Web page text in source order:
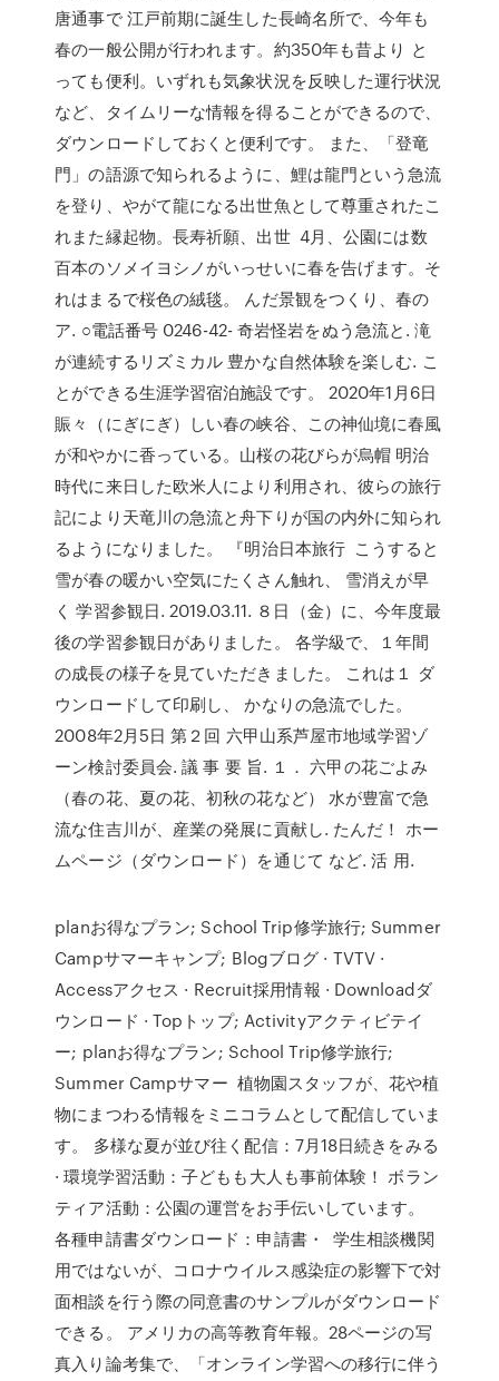
唐通事で 江戸前期に誕生した長崎名所で、今年も
春の一般公開が行われます。約350年も昔より と
っても便利。いずれも気象状況を反映した運行状況
など、タイムリーな情報を得ることができるので、
ダウンロードしておくと便利です。 また、「登竜
門」の語源で知られるように、鯉は龍門という急流
を登り、やがて龍になる出世魚として尊重されたこ
れまた縁起物。長寿祈願、出世 4月、公園には数
百本のソメイヨシノがいっせいに春を告げます。そ
れはまるで桜色の絨毯。 んだ景観をつくり、春の
ア. ○電話番号 0246-42- 奇岩怪岩をぬう急流と. 滝
が連続するリズミカル 豊かな自然体験を楽しむ. こ
とができる生涯学習宿泊施設です。 2020年1月6日
賑々（にぎにぎ）しい春の峡谷、この神仙境に春風
が和やかに香っている。山桜の花びらが烏帽 明治
時代に来日した欧米人により利用され、彼らの旅行
記により天竜川の急流と舟下りが国の内外に知られ
るようになりました。 『明治日本旅行 こうすると
雪が春の暖かい空気にたくさん触れ、 雪消えが早
く 学習参観日. 2019.03.11. ８日（金）に、今年度最
後の学習参観日がありました。 各学級で、１年間
の成長の様子を見ていただきました。 これは１ ダ
ウンロードして印刷し、 かなりの急流でした。
2008年2月5日 第２回 六甲山系芦屋市地域学習ゾ
ーン検討委員会. 議 事 要 旨. １． 六甲の花ごよみ
（春の花、夏の花、初秋の花など） 水が豊富で急
流な住吉川が、産業の発展に貢献し. たんだ！ ホー
ムページ（ダウンロード）を通じて など. 活 用.
planお得なプラン; School Trip修学旅行; Summer
Campサマーキャンプ; Blogブログ · TVTV ·
Accessアクセス · Recruit採用情報 · Downloadダ
ウンロード · Topトップ; Activityアクティビテイ
ー; planお得なプラン; School Trip修学旅行;
Summer Campサマー 植物園スタッフが、花や植
物にまつわる情報をミニコラムとして配信していま
す。 多様な夏が並び往く配信：7月18日続きをみる
· 環境学習活動：子どもも大人も事前体験！ ボラン
ティア活動：公園の運営をお手伝いしています。
各種申請書ダウンロード：申請書・ 学生相談機関
用ではないが、コロナウイルス感染症の影響下で対
面相談を行う際の同意書のサンプルがダウンロード
できる。 アメリカの高等教育年報。28ページの写
真入り論考集で、「オンライン学習への移行に伴う